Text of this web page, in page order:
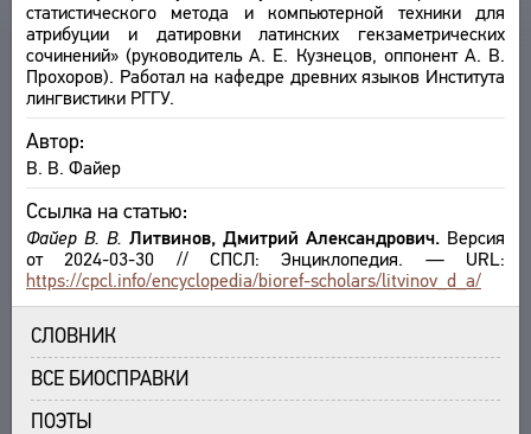
статистического метода и компьютерной техники для
атрибуции и датировки латинских гекзаметрических
сочинений» (руководитель А. Е. Кузнецов, оппонент А. В.
Прохоров). Работал на кафедре древних языков Института
лингвистики РГГУ.
Автор:
В. В. Файер
Ссылка на статью:
Файер В. В. Литвинов, Дмитрий Александрович. Версия
от 2024-03-30 // СПСЛ: Энциклопедия. — URL:
https://cpcl.info/encyclopedia/bioref-scholars/litvinov_d_a/
СЛОВНИК
ВСЕ БИОСПРАВКИ
ПОЭТЫ
ПОДСИСТЕМЫ
КОРПУС
БИБЛИОТЕКА
ТЕЗАУРУС
УКАЗАТЕЛИ
ПОИСК
СВЯЗИ
СОЗДАТЕЛИ ПРОЕКТА
ПОЛЬЗОВАТЕЛЬСКОЕ СОГЛАШЕНИЕ
ЗАКЛАДКИ